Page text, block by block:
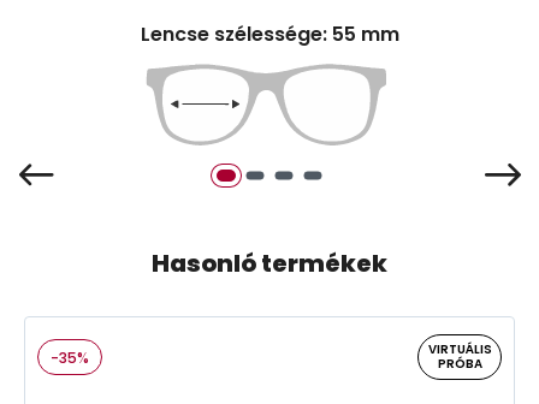
Lencse szélessége: 55 mm
Hasonló termékek
-35%
VIRTUÁLIS
PRÓBA